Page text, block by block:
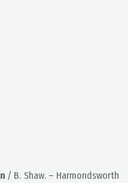
/ B. Shaw. – Harmondsworth